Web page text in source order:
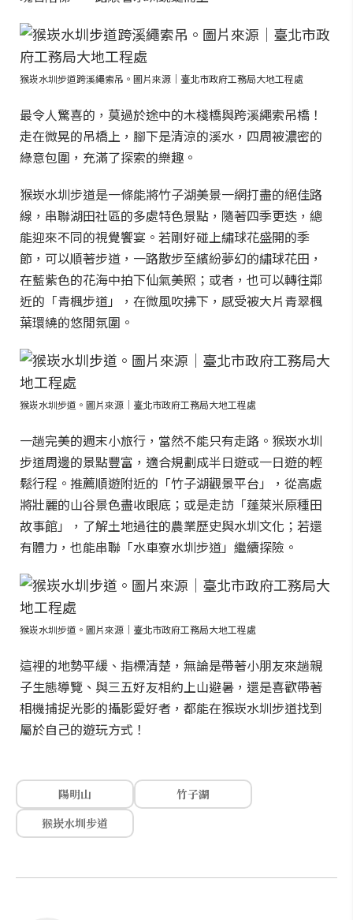
猴崁水圳步道跨溪繩索吊。圖片來源｜臺北市政府工務局大地工程處
最令人驚喜的，莫過於途中的木棧橋與跨溪繩索吊橋！
走在微晃的吊橋上，腳下是清涼的溪水，四周被濃密的
綠意包圍，充滿了探索的樂趣。
猴崁水圳步道是一條能將竹子湖美景一網打盡的絕佳路
線，串聯湖田社區的多處特色景點，隨著四季更迭，總
能迎來不同的視覺饗宴。若剛好碰上繡球花盛開的季
節，可以順著步道，一路散步至繽紛夢幻的繡球花田，
在藍紫色的花海中拍下仙氣美照；或者，也可以轉往鄰
近的「青楓步道」，在微風吹拂下，感受被大片青翠楓
葉環繞的悠閒氛圍。
猴崁水圳步道。圖片來源｜臺北市政府工務局大地工程處
一趟完美的週末小旅行，當然不能只有走路。猴崁水圳
步道周邊的景點豐富，適合規劃成半日遊或一日遊的輕
鬆行程。推薦順遊附近的「竹子湖觀景平台」，從高處
將壯麗的山谷景色盡收眼底；或是走訪「蓬萊米原種田
故事館」，了解土地過往的農業歷史與水圳文化；若還
有體力，也能串聯「水車寮水圳步道」繼續探險。
猴崁水圳步道。圖片來源｜臺北市政府工務局大地工程處
這裡的地勢平緩、指標清楚，無論是帶著小朋友來趟親
子生態導覽、與三五好友相約上山避暑，還是喜歡帶著
相機捕捉光影的攝影愛好者，都能在猴崁水圳步道找到
屬於自己的遊玩方式！
陽明山
竹子湖
猴崁水圳步道